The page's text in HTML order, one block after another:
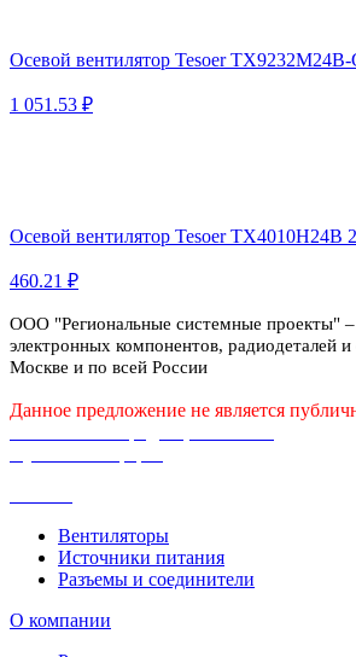
Осевой вентилятор Tesoer
1 051.53 ₽
Осевой вентилятор Tesoer TX4010H24B
460.21 ₽
ООО "Региональные системные проекты"
электронных компонентов, радиодеталей
Москве и по всей России
Данное предложение не является
Вентиляторы
Источники питания
Разъемы и соединители
О компании